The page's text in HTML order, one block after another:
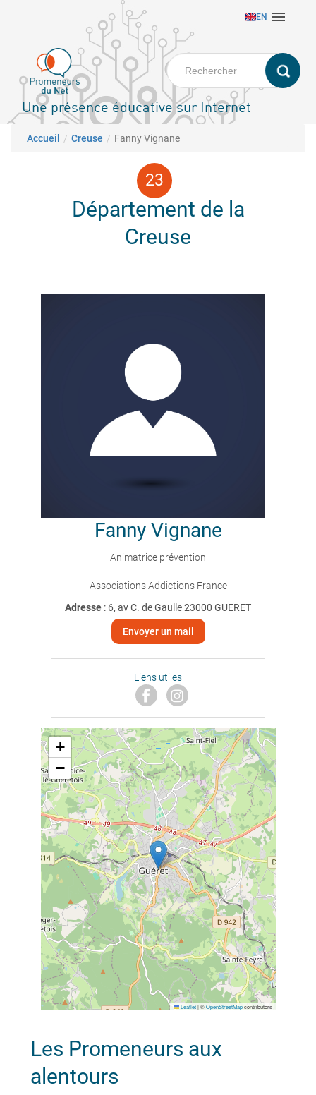
principal
EN 
Une présence éducative sur Internet
Fil d'Ariane
Accueil Creuse Fanny Vignane
Département de la
Creuse
Fanny Vignane
Animatrice prévention
Associations Addictions France
Adresse : 6, av C. de Gaulle 23000 GUERET
Envoyer un mail
Liens utiles
+
−
Leaflet |©OpenStreetMapcontributors
Les Promeneurs aux
alentours